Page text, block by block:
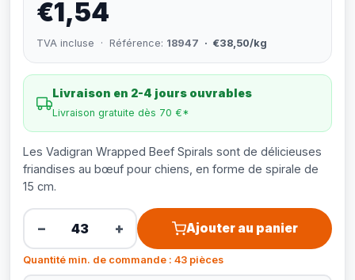
€1,54
TVA incluse · Référence: 18947 · €38,50/kg
Livraison en 2-4 jours ouvrables
Livraison gratuite dès 70 €*
Les Vadigran Wrapped Beef Spirals sont de délicieuses
friandises au bœuf pour chiens, en forme de spirale de
15 cm.
− + Ajouter au panier
Quantité min. de commande : 43 pièces